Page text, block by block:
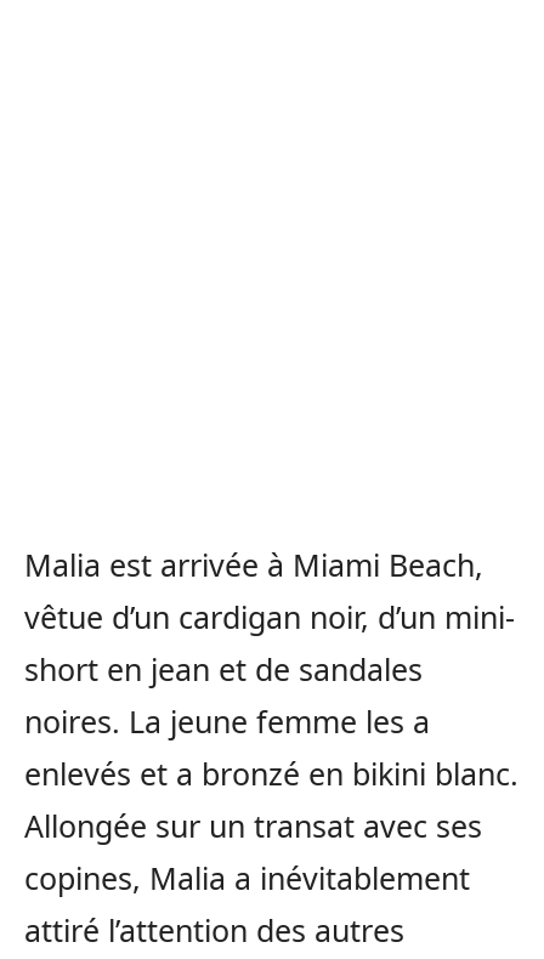
Malia est arrivée à Miami Beach,
vêtue d’un cardigan noir, d’un mini-
short en jean et de sandales
noires. La jeune femme les a
enlevés et a bronzé en bikini blanc.
Allongée sur un transat avec ses
copines, Malia a inévitablement
attiré l’attention des autres